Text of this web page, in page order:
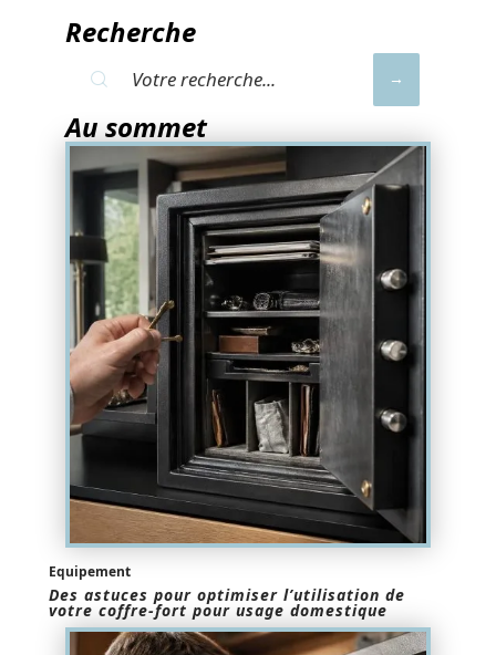
Recherche
Au sommet
Equipement
Des astuces pour optimiser l’utilisation de
votre coffre-fort pour usage domestique